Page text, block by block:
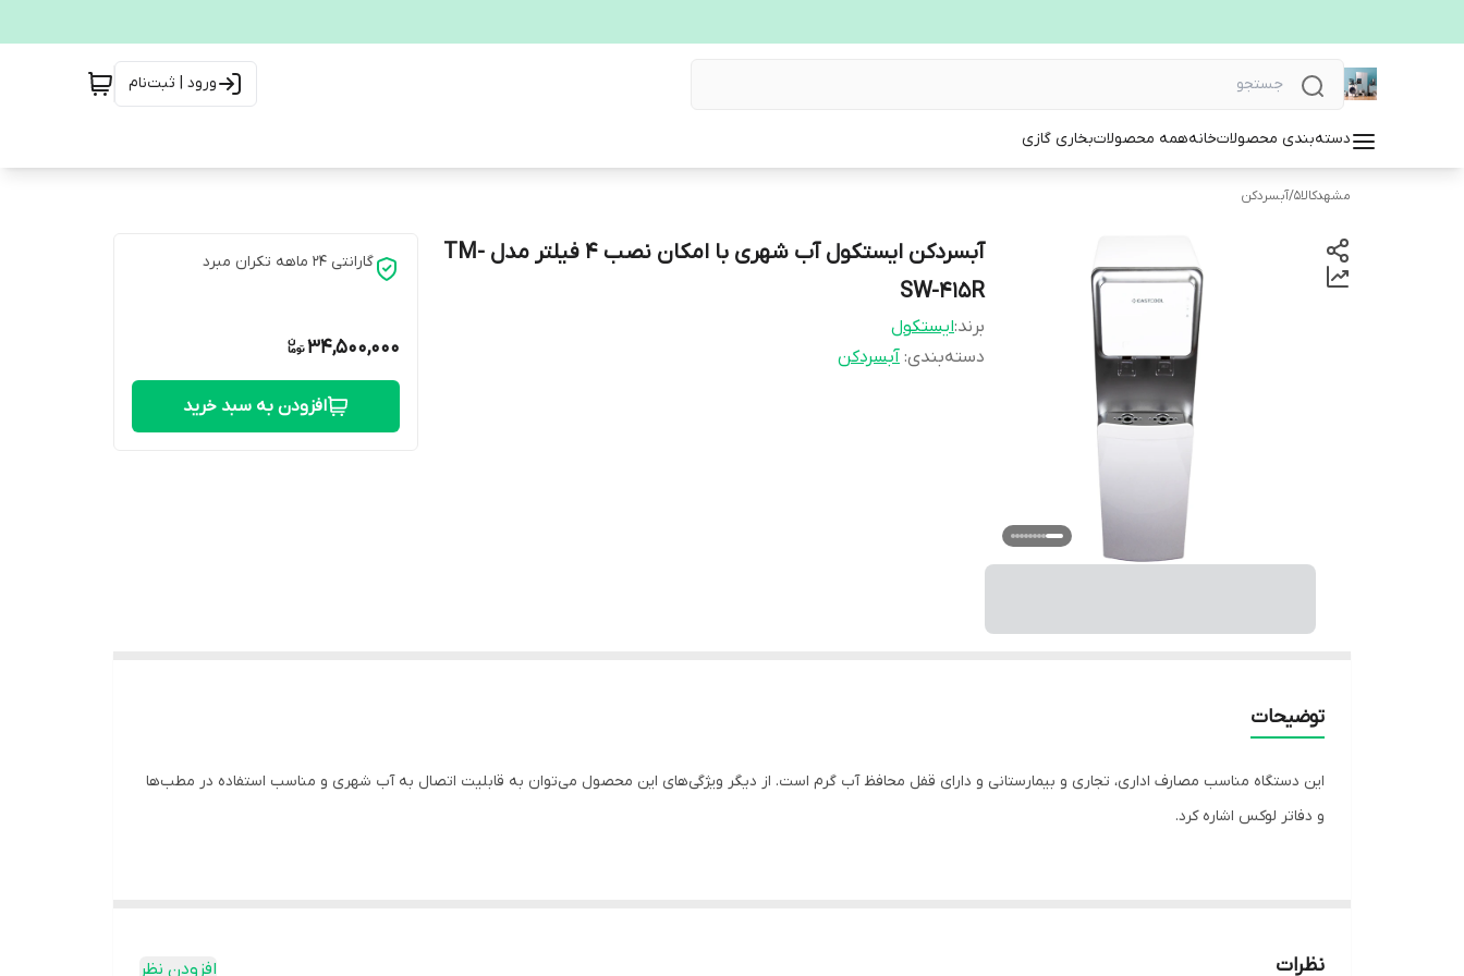
ورود | ثبت‌نام
دسته‌بندی محصولاتخانههمه محصولاتبخاری گازی
مشهدکالا5 /آبسردکن
آبسردکن ایستکول آب شهری با امکان نصب ۴ فیلتر مدل TM-
SW-415R
برند:ایستکول
دسته‌بندی: آبسردکن
گارانتی 24 ماهه تکران مبرد
34,500,000
افزودن به سبد خرید
توضیحات
این دستگاه مناسب مصارف اداری، تجاری و بیمارستانی و دارای قفل محافظ آب گرم است. از دیگر ویژگی‌های این محصول می‌توان به قابلیت اتصال به آب شهری و مناسب استفاده در مطب‌ها
و دفاتر لوکس اشاره کرد.
استحکام بالا
نظرات افزودن نظر